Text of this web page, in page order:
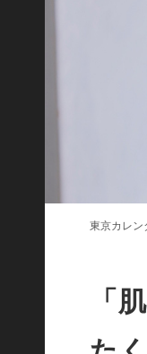
東京カレン
「